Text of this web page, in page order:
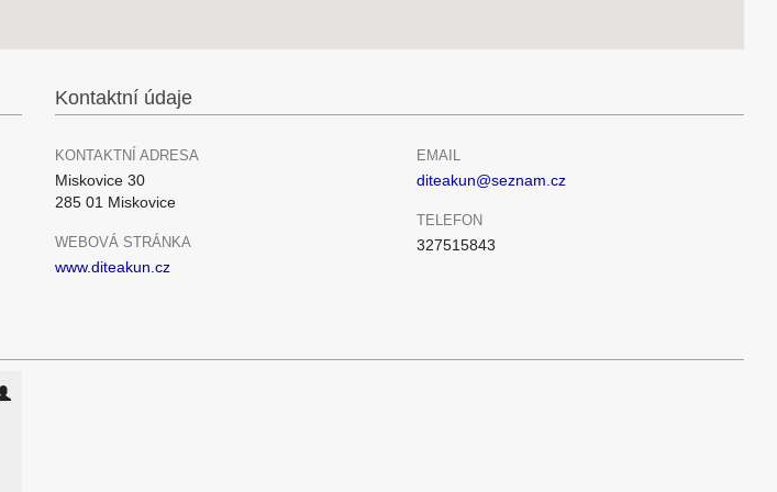
Kontaktní údaje
KONTAKTNÍ ADRESA
Miskovice 30
285 01 Miskovice
WEBOVÁ STRÁNKA
www.diteakun.cz
EMAIL
diteakun@seznam.cz
TELEFON
327515843